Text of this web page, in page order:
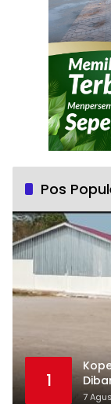
Pos
1
7